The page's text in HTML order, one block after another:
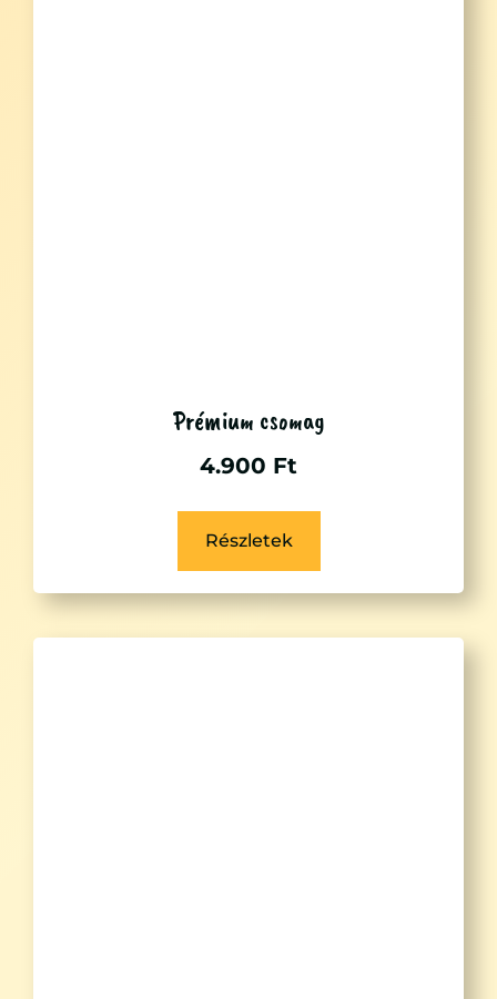
Prémium csomag
4.900 Ft
Részletek